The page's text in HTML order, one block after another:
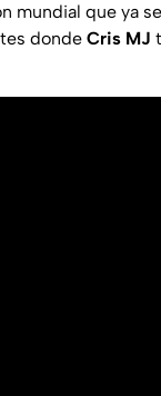
mundial que ya
donde Cris MJ